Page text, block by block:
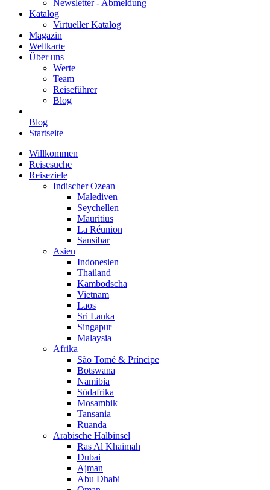
Newsletter - Abmeldung
Katalog
Virtueller Katalog
Magazin
Weltkarte
Über uns
Werte
Team
Reiseführer
Blog
Blog
Startseite
Willkommen
Reisesuche
Reiseziele
Indischer Ozean
Malediven
Seychellen
Mauritius
La Réunion
Sansibar
Asien
Indonesien
Thailand
Kambodscha
Vietnam
Laos
Sri Lanka
Singapur
Malaysia
Afrika
São Tomé & Príncipe
Botswana
Namibia
Südafrika
Mosambik
Tansania
Ruanda
Arabische Halbinsel
Ras Al Khaimah
Dubai
Ajman
Abu Dhabi